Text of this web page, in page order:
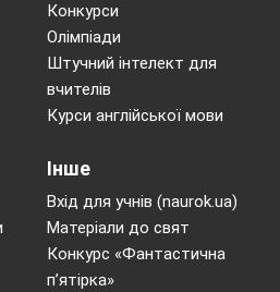
музичний інструмент у
українці»
Хмельницький; № 2 -
№ 3 - Леся Українка; №
Конкурси
Олімпіади
Штучний інтелект для
вчителів
Курси англійської мови
Інше
Вхід для учнів (naurok.ua)
Матеріали до свят
Конкурс «Фантастична
п’ятірка»